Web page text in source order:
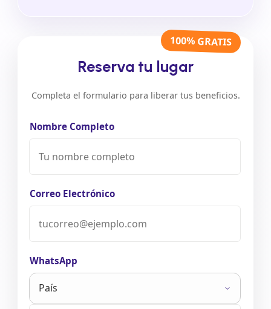
100% GRATIS
Reserva tu lugar
Completa el formulario para liberar tus beneficios.
Nombre Completo
Correo Electrónico
WhatsApp